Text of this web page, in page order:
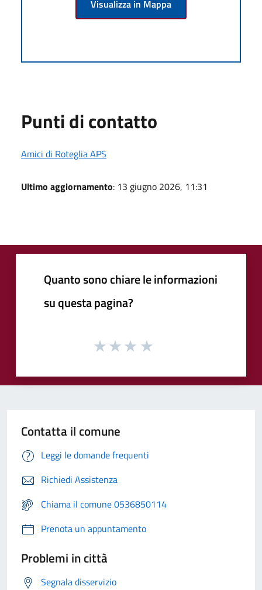
Visualizza in Mappa
Punti di contatto
Amici di Roteglia APS
Ultimo aggiornamento: 13 giugno 2026, 11:31
Quanto sono chiare le informazioni
su questa pagina?
Contatta il comune
Leggi le domande frequenti
Richiedi Assistenza
Chiama il comune 0536850114
Prenota un appuntamento
Problemi in città
Segnala disservizio